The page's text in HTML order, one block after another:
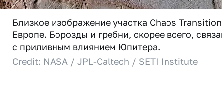
Близкое изображение участка Chaos
Европе. Борозды и гребни, скорее всего,
с приливным влиянием Юпитера.
Credit: NASA / JPL-Caltech / SETI Institute